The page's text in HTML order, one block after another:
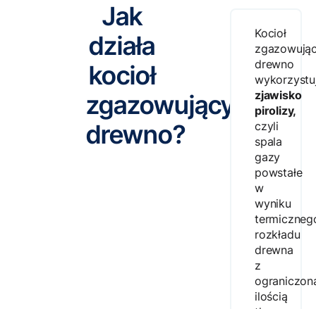
Jak
działa
kocioł
zgazowujący
drewno?
Kocioł
drewno
zjawisko
pirolizy,
czyli
spala
gazy
powstałe
w
wyniku
rozkładu
drewna
z
ilością